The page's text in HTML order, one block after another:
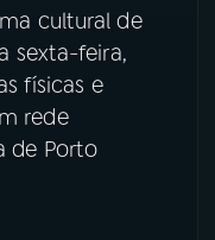
cultural de
sexta-feira,
físicas e
rede
de Porto